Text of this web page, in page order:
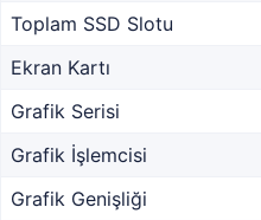
Toplam SSD Slotu
Ekran Kartı
Grafik Serisi
Grafik İşlemcisi
Grafik Genişliği